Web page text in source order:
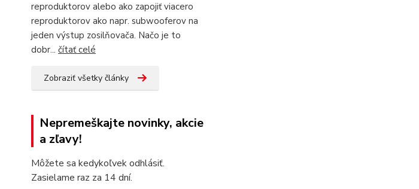
reproduktorov alebo ako zapojiť viacero
reproduktorov ako napr. subwooferov na
jeden výstup zosilňovača. Načo je to
dobr... čítať celé
Zobraziť všetky články
Nepremeškajte novinky, akcie
a zľavy!
Môžete sa kedykoľvek odhlásiť.
Zasielame raz za 14 dní.